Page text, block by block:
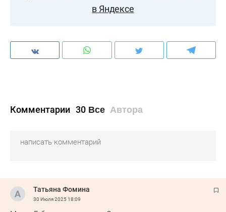
в Яндексе
Комментарии 30 Все Автора
Татьяна Фомина
30 Июля 202518:09